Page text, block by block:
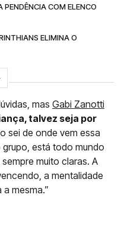
COM ELENCO
ELIMINA O
mas Gabi Zanotti
talvez seja por
sei de onde vem essa
está todo mundo
muito claras. A
a mentalidade
mesma.”